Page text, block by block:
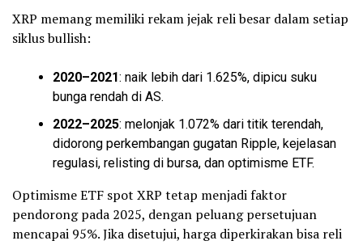
XRP memang memiliki rekam jejak reli besar dalam setiap
siklus bullish:
2020–2021: naik lebih dari 1.625%, dipicu suku
bunga rendah di AS.
2022–2025: melonjak 1.072% dari titik terendah,
didorong perkembangan gugatan Ripple, kejelasan
regulasi, relisting di bursa, dan optimisme ETF.
Optimisme ETF spot XRP tetap menjadi faktor
pendorong pada 2025, dengan peluang persetujuan
mencapai 95%. Jika disetujui, harga diperkirakan bisa reli